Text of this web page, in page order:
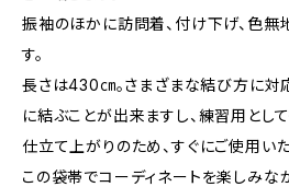
振袖のほかに訪問着、付け下げ、色無
す。
長さは430㎝。さまざまな結び方に対
に結ぶことが出来ますし、練習用とし
仕立て上がりのため、すぐにご使用い
この袋帯でコーディネートを楽しみな